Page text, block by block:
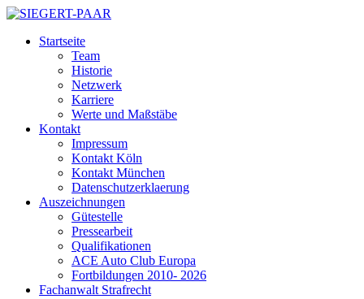
Startseite
Team
Historie
Netzwerk
Karriere
Werte und Maßstäbe
Kontakt
Impressum
Kontakt Köln
Kontakt München
Datenschutzerklaerung
Auszeichnungen
Gütestelle
Pressearbeit
Qualifikationen
ACE Auto Club Europa
Fortbildungen 2010- 2026
Fachanwalt Strafrecht